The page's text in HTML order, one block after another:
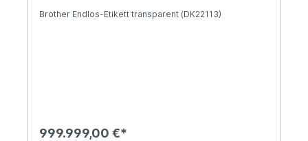
Brother Endlos-Etikett transparent (DK22113)
999.999,00 €*